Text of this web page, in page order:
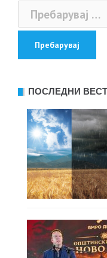
Пребарувај
за:
ПОСЛЕДНИ